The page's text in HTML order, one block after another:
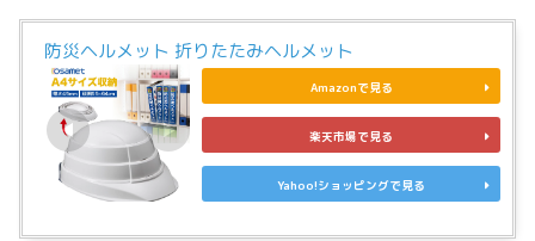
防災ヘルメット 折りたたみヘルメット
Amazonで見る
楽天市場で見る
Yahoo!ショッピングで見る